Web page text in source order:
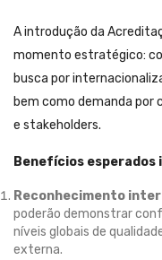
A introdução da
momento estratégico:
busca por
bem como demanda por
e stakeholders.
Benefícios esperados
Reconhecimento
poderão demonstrar
níveis globais de
externa.